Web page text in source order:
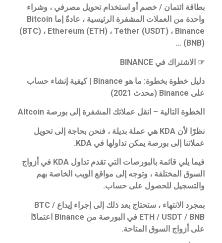
بطاقة ائتمان / خصم أو استخدام تحويل مصرفي ، وشراء
واحدة من العملات المشفرة الرئيسية ، عادةً إما Bitcoin
(BTC) ، Ethereum (ETH) ، Tether (USDT) ، Binance
(BNB) …
☞ الاشتراك في BINANCE
دليل خطوة بخطوة: ما هو Binance | كيفية إنشاء حساب
على Binance (محدث 2021)
الخطوة التالية – انقل عملاتك المشفرة إلى بورصة Altcoin
نظرًا لأن KDA هي عملة بديلة ، فنحن بحاجة إلى تحويل
عملاتنا إلى بورصة يمكن تداولها في KDA.
فيما يلي قائمة بالبورصات التي تقدم تداول KDA في أزواج
السوق المختلفة ، وتوجه إلى مواقع الويب الخاصة بهم
والتسجيل للحصول على حساب.
بمجرد الانتهاء ، ستحتاج بعد ذلك إلى إجراء إيداع BTC /
ETH / USDT / BNB في البورصة من Binance اعتمادًا
على أزواج السوق المتاحة.